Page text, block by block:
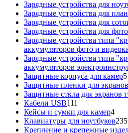
товаров
Зарядные устройства для
Зарядные устройства для
Зарядные устройства для
Зарядные устройства для
Зарядные устройства типа
аккумуляторов фото и
Зарядные устройства типа
аккумуляторов
Защитные корпуса для камер55
Защитные пленки для
Защитные сткла для экранов
Кабели USB111
товаров
Кейсы и сумки для камер44
Клавиатуры для ноутбуков235
Крепление и крепежные